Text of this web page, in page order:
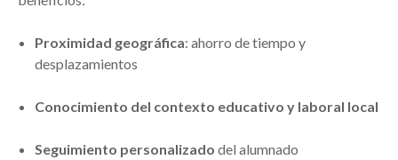
Proximidad geográfica: ahorro de tiempo y
desplazamientos
Conocimiento del contexto educativo y laboral local
Seguimiento personalizado del alumnado